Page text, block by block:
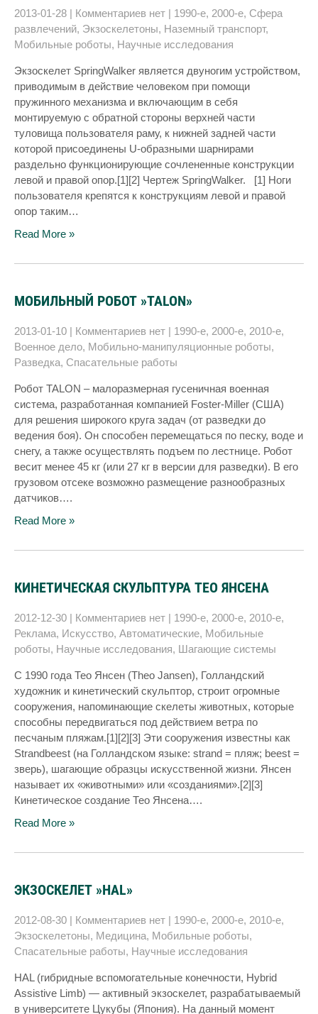
2013-01-28 | Комментариев нет | 1990-е, 2000-е, Сфера
развлечений, Экзоскелетоны, Наземный транспорт,
Мобильные роботы, Научные исследования
Экзоскелет SpringWalker является двуногим устройством,
приводимым в действие человеком при помощи
пружинного механизма и включающим в себя
монтируемую с обратной стороны верхней части
туловища пользователя раму, к нижней задней части
которой присоединены U-образными шарнирами
раздельно функционирующие сочлененные конструкции
левой и правой опор.[1][2] Чертеж SpringWalker. [1] Ноги
пользователя крепятся к конструкциям левой и правой
опор таким…
Read More »
МОБИЛЬНЫЙ РОБОТ »TALON»
2013-01-10 | Комментариев нет | 1990-е, 2000-е, 2010-е,
Военное дело, Мобильно-манипуляционные роботы,
Разведка, Спасательные работы
Робот TALON – малоразмерная гусеничная военная
система, разработанная компанией Foster-Miller (США)
для решения широкого круга задач (от разведки до
ведения боя). Он способен перемещаться по песку, воде и
снегу, а также осуществлять подъем по лестнице. Робот
весит менее 45 кг (или 27 кг в версии для разведки). В его
грузовом отсеке возможно размещение разнообразных
датчиков….
Read More »
КИНЕТИЧЕСКАЯ СКУЛЬПТУРА ТЕО ЯНСЕНА
2012-12-30 | Комментариев нет | 1990-е, 2000-е, 2010-е,
Реклама, Искусство, Автоматические, Мобильные
роботы, Научные исследования, Шагающие системы
С 1990 года Тео Янсен (Theo Jansen), Голландский
художник и кинетический скульптор, строит огромные
сооружения, напоминающие скелеты животных, которые
способны передвигаться под действием ветра по
песчаным пляжам.[1][2][3] Эти сооружения известны как
Strandbeest (на Голландском языке: strand = пляж; beest =
зверь), шагающие образцы искусственной жизни. Янсен
называет их «животными» или «созданиями».[2][3]
Кинетическое создание Тео Янсена….
Read More »
ЭКЗОСКЕЛЕТ »HAL»
2012-08-30 | Комментариев нет | 1990-е, 2000-е, 2010-е,
Экзоскелетоны, Медицина, Мобильные роботы,
Спасательные работы, Научные исследования
HAL (гибридные вспомогательные конечности, Hybrid
Assistive Limb) — активный экзоскелет, разрабатываемый
в университете Цукубы (Япония). На данный момент